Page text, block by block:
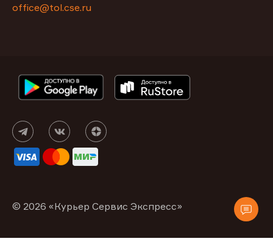
office@tol.cse.ru
© 2026 «Курьер Сервис Экспресс»